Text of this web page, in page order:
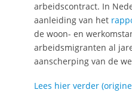
arbeidscontract. In
aanleiding van het
de woon- en
arbeidsmigranten al
aanscherping van de
Lees hier verder